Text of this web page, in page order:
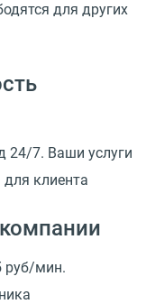
для других
24/7. Ваши услуги
для клиента
руб/мин.